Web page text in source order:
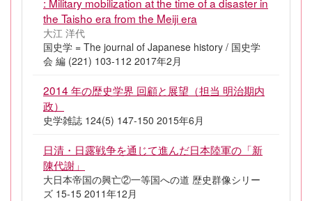
the Taisho era from the Meiji era
大江 洋代
国史学 = The journal of Japanese history / 国史学
会 編 (221) 103-112 2017年2月
2014 年の歴史学界 回顧と展望（担当 明治期内
政）
史学雑誌 124(5) 147-150 2015年6月
日清・日露戦争を通じて進んだ日本陸軍の「新
陳代謝」
大日本帝国の興亡②一等国への道 歴史群像シリー
ズ 15-15 2011年12月